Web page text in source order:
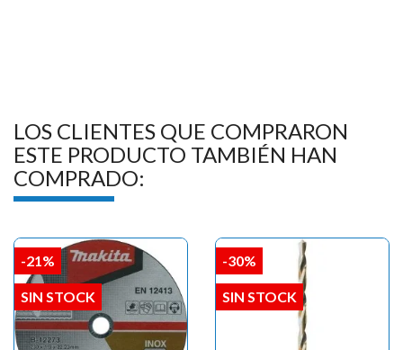
LOS CLIENTES QUE COMPRARON
ESTE PRODUCTO TAMBIÉN HAN
COMPRADO:
-21%
SIN STOCK
-30%
SIN STOCK